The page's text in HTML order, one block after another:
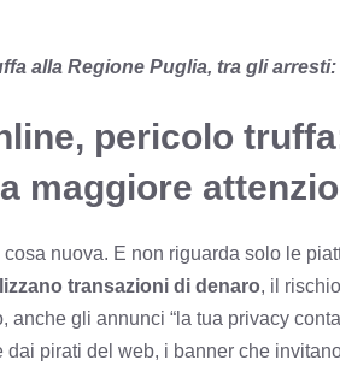
alla Regione Puglia, tra gli
pericolo
maggiore
cosa nuova. E non riguarda solo le
transazioni di denaro, il
anche gli annunci “la tua privacy
dai pirati del web, i banner che